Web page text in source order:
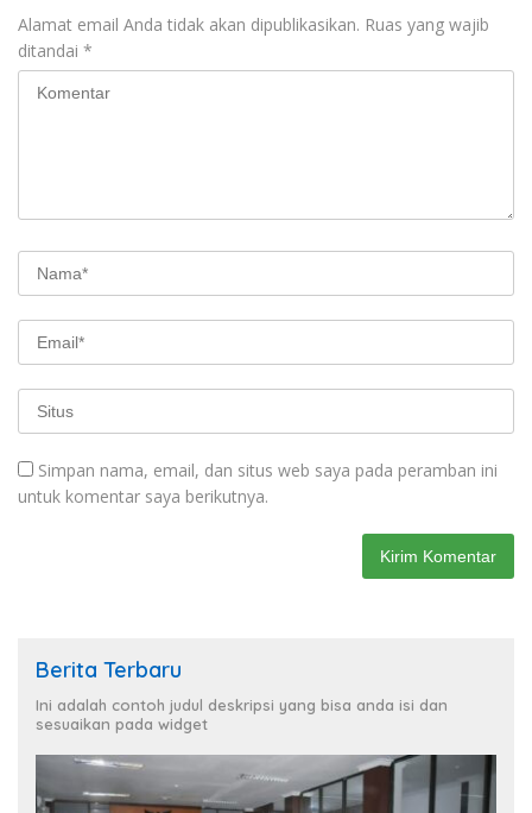
Alamat email Anda tidak akan dipublikasikan. Ruas yang wajib
ditandai *
Simpan nama, email, dan situs web saya pada peramban ini
untuk komentar saya berikutnya.
Berita Terbaru
Ini adalah contoh judul deskripsi yang bisa anda isi dan
sesuaikan pada widget